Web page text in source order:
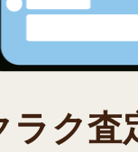
ラク査